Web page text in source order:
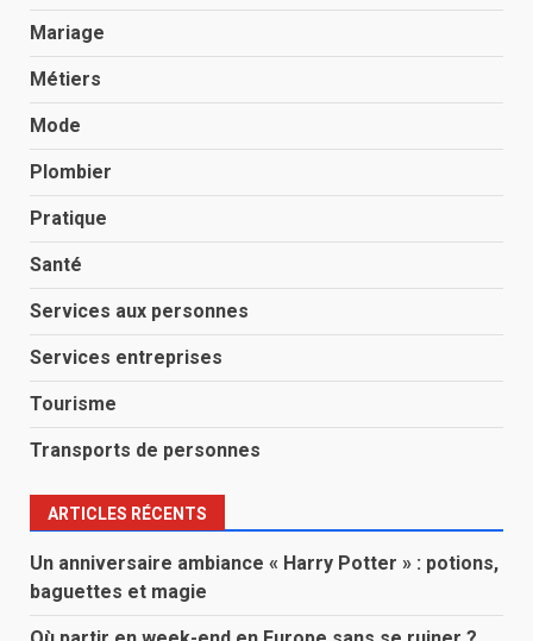
Mariage
Métiers
Mode
Plombier
Pratique
Santé
Services aux personnes
Services entreprises
Tourisme
Transports de personnes
ARTICLES RÉCENTS
Un anniversaire ambiance « Harry Potter » : potions,
baguettes et magie